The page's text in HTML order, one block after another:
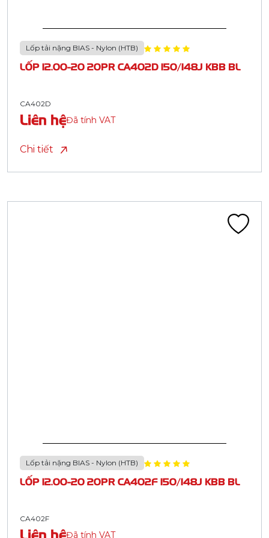
Lốp tải nặng BIAS - Nylon (HTB)
LỐP 12.00-20 20PR CA402D 150/148J KBB BL
CA402D
Liên hệĐã tính VAT
Chi tiết
Lốp tải nặng BIAS - Nylon (HTB)
LỐP 12.00-20 20PR CA402F 150/148J KBB BL
CA402F
Đã tính VAT